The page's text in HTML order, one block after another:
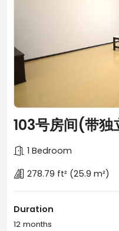
103号房间(带独
1 Bedroom
278.79 ft² (25.9 m²)
Duration
12 months